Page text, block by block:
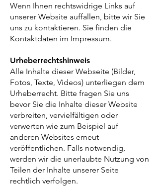
Wenn Ihnen rechtswidrige Links auf
unserer Website auffallen, bitte wir Sie
uns zu kontaktieren. Sie finden die
Kontaktdaten im Impressum.
Urheberrechtshinweis
Alle Inhalte dieser Webseite (Bilder,
Fotos, Texte, Videos) unterliegen dem
Urheberrecht. Bitte fragen Sie uns
bevor Sie die Inhalte dieser Website
verbreiten, vervielfältigen oder
verwerten wie zum Beispiel auf
anderen Websites erneut
veröffentlichen. Falls notwendig,
werden wir die unerlaubte Nutzung von
Teilen der Inhalte unserer Seite
rechtlich verfolgen.